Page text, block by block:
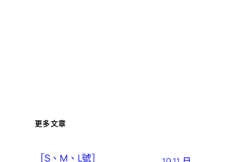
更多文章
［S、M、L號］